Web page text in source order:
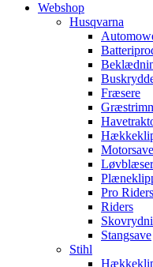
Webshop
Husqvarna
Fræsere
Motorsave
Pro Riders
Riders
Stangsave
Stihl